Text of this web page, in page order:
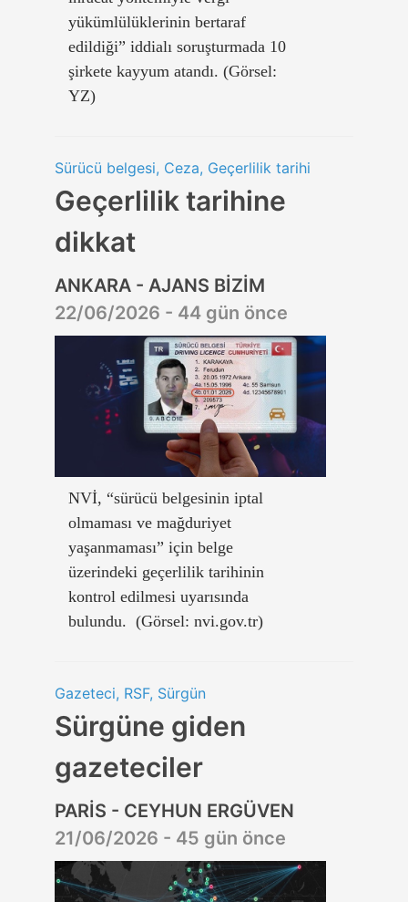
yükümlülüklerinin bertaraf
edildiği” iddialı soruşturmada 10
şirkete kayyum atandı. (Görsel:
YZ)
Sürücü belgesi, Ceza, Geçerlilik tarihi
Geçerlilik tarihine
dikkat
ANKARA - AJANS BİZİM
22/06/2026 - 44 gün önce
NVİ, “sürücü belgesinin iptal
olmaması ve mağduriyet
yaşanmaması” için belge
üzerindeki geçerlilik tarihinin
kontrol edilmesi uyarısında
bulundu. (Görsel: nvi.gov.tr)
Gazeteci, RSF, Sürgün
Sürgüne giden
gazeteciler
PARİS - CEYHUN ERGÜVEN
21/06/2026 - 45 gün önce